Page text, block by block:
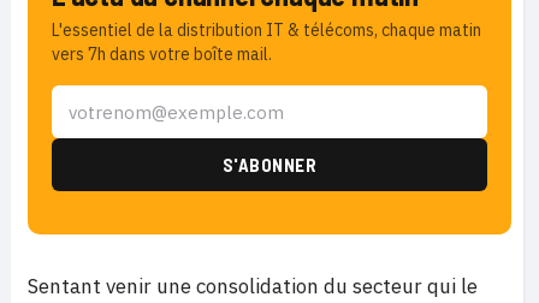
L'essentiel de la distribution IT & télécoms, chaque matin
vers 7h dans votre boîte mail.
Sentant venir une consolidation du secteur qui le